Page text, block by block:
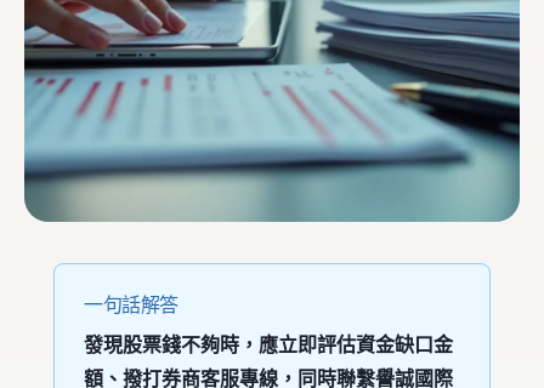
一句話解答
發現股票錢不夠時，應立即評估資金缺口金
額、撥打券商客服專線，同時聯繫譽誠國際